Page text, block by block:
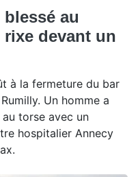
au
devant un
à la fermeture du bar
Un homme a
torse avec un
hospitalier Annecy